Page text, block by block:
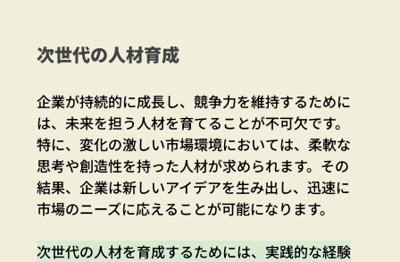
次世代の人材育成
企業が持続的に成長し、競争力を維持するために
は、未来を担う人材を育てることが不可欠です。
特に、変化の激しい市場環境においては、柔軟な
思考や創造性を持った人材が求められます。その
結果、企業は新しいアイデアを生み出し、迅速に
市場のニーズに応えることが可能になります。
次世代の人材を育成するためには、実践的な経験